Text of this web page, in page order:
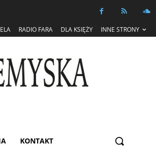
RADIO FARA DLA KSIĘŻY INNE STRONY
KONTAKT